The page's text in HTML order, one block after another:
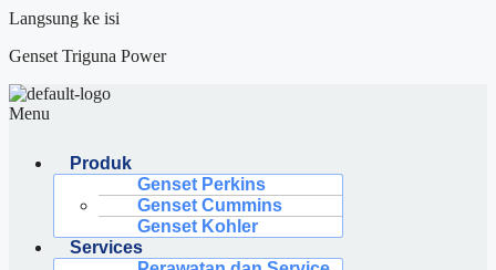
Langsung ke isi
Genset Triguna Power
Menu
Produk
Genset Perkins
Genset Cummins
Genset Kohler
Services